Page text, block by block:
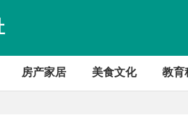
房产家居 美食文化 教育